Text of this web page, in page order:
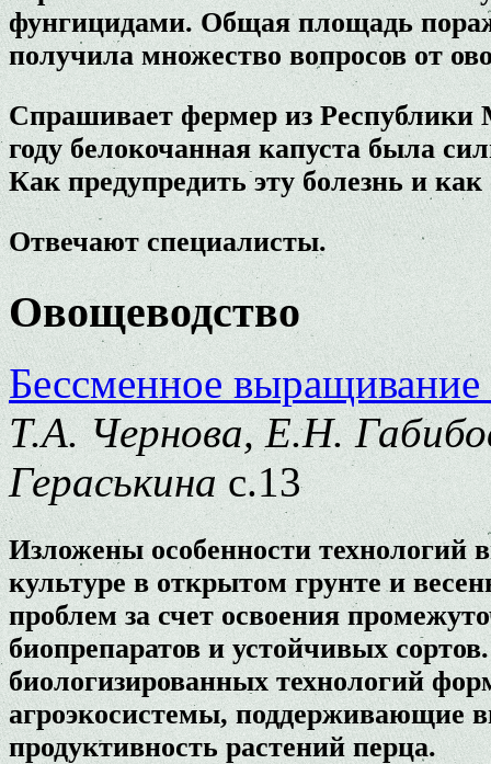
фунгицидами. Общая площадь
получила множество вопросов от
Спрашивает фермер из
году белокочанная капуста была
Как предупредить эту болезнь и как
Отвечают специалисты.
Овощеводство
Бессменное выращивание
Т.А. Чернова, Е.Н.
Гераськинас.13
Изложены особенности технологий
культуре в открытом грунте и
проблем за счет освоения
биопрепаратов и устойчивых
биологизированных технологий
агроэкосистемы, поддерживающие
продуктивность растений перца.